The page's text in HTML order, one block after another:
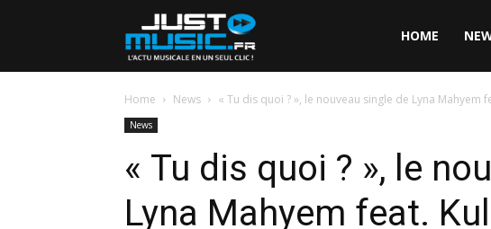
HOME
Home News « Tu dis quoi ? », le nouveau single de Lyna Mahyem
News
« Tu dis quoi ? », le
Lyna Mahyem feat.